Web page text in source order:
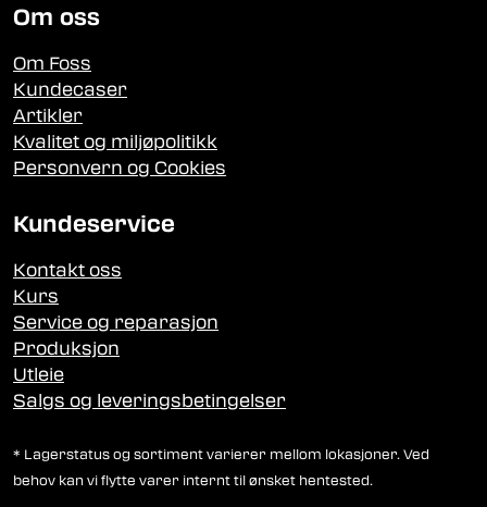
Om oss
Om Foss
Kundecaser
Artikler
Kvalitet og miljøpolitikk
Personvern og Cookies
Kundeservice
Kontakt oss
Kurs
Service og reparasjon
Produksjon
Utleie
Salgs og leveringsbetingelser
* Lagerstatus og sortiment varierer mellom lokasjoner. Ved
behov kan vi flytte varer internt til ønsket hentested.